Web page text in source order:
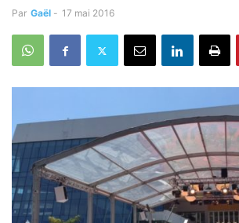
Par Gaël - 17 mai 2016